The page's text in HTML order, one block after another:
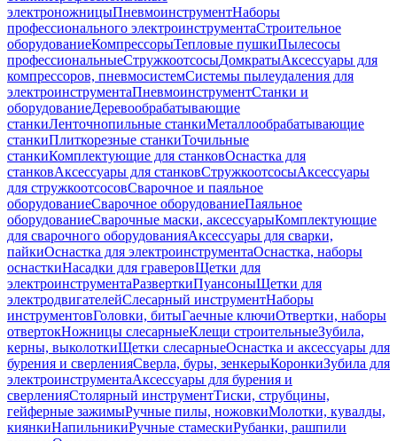
электроножницыПневмоинструментНаборы
профессионального электроинструментаСтроительное
оборудованиеКомпрессорыТепловые пушкиПылесосы
профессиональныеСтружкоотсосыДомкратыАксессуары для
компрессоров, пневмосистемСистемы пылеудаления для
электроинструментаПневмоинструментСтанки и
оборудованиеДеревообрабатывающие
станкиЛенточнопильные станкиМеталлообрабатывающие
станкиПлиткорезные станкиТочильные
станкиКомплектующие для станковОснастка для
станковАксессуары для станковСтружкоотсосыАксессуары
для стружкоотсосовСварочное и паяльное
оборудованиеСварочное оборудованиеПаяльное
оборудованиеСварочные маски, аксессуарыКомплектующие
для сварочного оборудованияАксессуары для сварки,
пайкиОснастка для электроинструментаОснастка, наборы
оснасткиНасадки для граверовЩетки для
электроинструментаРазверткиПуансоныЩетки для
электродвигателейСлесарный инструментНаборы
инструментовГоловки, битыГаечные ключиОтвертки, наборы
отвертокНожницы слесарныеКлещи строительныеЗубила,
керны, выколоткиЩетки слесарныеОснастка и аксессуары для
бурения и сверленияСверла, буры, зенкерыКоронкиЗубила для
электроинструментаАксессуары для бурения и
сверленияСтолярный инструментТиски, струбцины,
гейферные зажимыРучные пилы, ножовкиМолотки, кувалды,
киянкиНапильникиРучные стамескиРубанки, рашпили